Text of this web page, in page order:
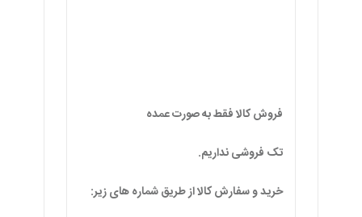
فروش کالا فقط به صورت عمده
تک فروشی نداریم.
خرید و سفارش کالا از طریق شماره های زیر: